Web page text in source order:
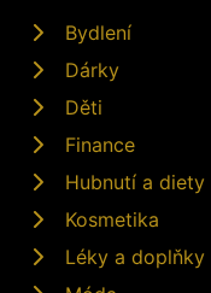
Bydlení
Dárky
Děti
Finance
Hubnutí a diety
Kosmetika
Léky a